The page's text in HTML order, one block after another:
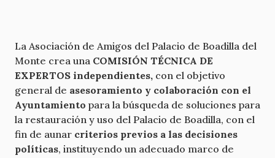
La Asociación de Amigos del Palacio de Boadilla del
Monte crea una COMISIÓN TÉCNICA DE
EXPERTOS independientes, con el objetivo
general de asesoramiento y colaboración con el
Ayuntamiento para la búsqueda de soluciones para
la restauración y uso del Palacio de Boadilla, con el
fin de aunar criterios previos a las decisiones
políticas, instituyendo un adecuado marco de